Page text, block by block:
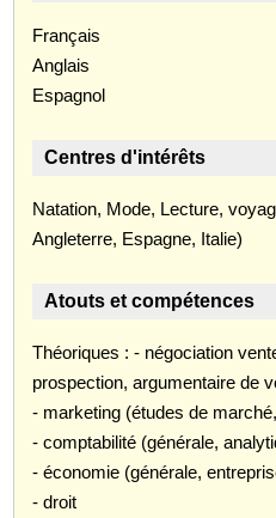
Français
Anglais
Espagnol
Centres d'intérêts
Natation, Mode, Lecture,
Angleterre, Espagne, Italie)
Atouts et compétences
Théoriques : - négociation
prospection, argumentaire de
- marketing (études de
- comptabilité (générale,
- économie (générale,
- droit